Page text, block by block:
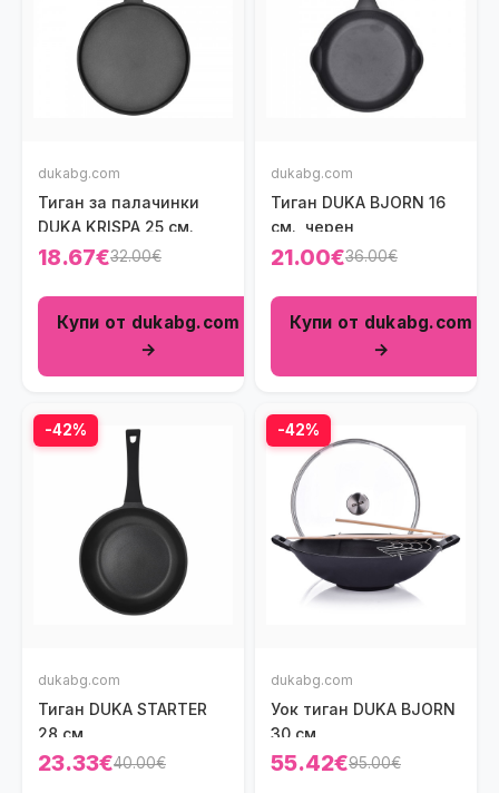
dukabg.com
Тиган за палачинки
DUKA KRISPA 25 см.
18.67€32.00€
Купи от dukabg.com
→
dukabg.com
Тиган DUKA BJORN 16
cм., черен
21.00€36.00€
Купи от dukabg.com
→
-42%
dukabg.com
Тиган DUKA STARTER
28 см.
23.33€40.00€
-42%
dukabg.com
Уок тиган DUKA BJORN
30 cм.
55.42€95.00€